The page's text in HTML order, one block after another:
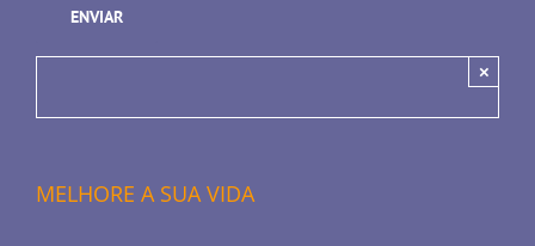
×
MELHORE A SUA VIDA